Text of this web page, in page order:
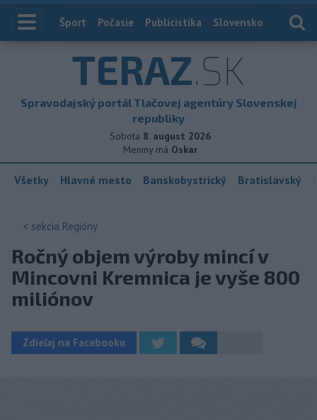
Index
Šport Počasie Publicistika Slovensko
TERAZ.SK
Spravodajský portál Tlačovej agentúry Slovenskej
republiky
Sobota 8. august 2026
Meniny má Oskar
Všetky Hlavné mesto Banskobystrický Bratislavský
< sekcia Regióny
Ročný objem výroby mincí v
Mincovni Kremnica je vyše 800
miliónov
Zdieľaj na Facebooku